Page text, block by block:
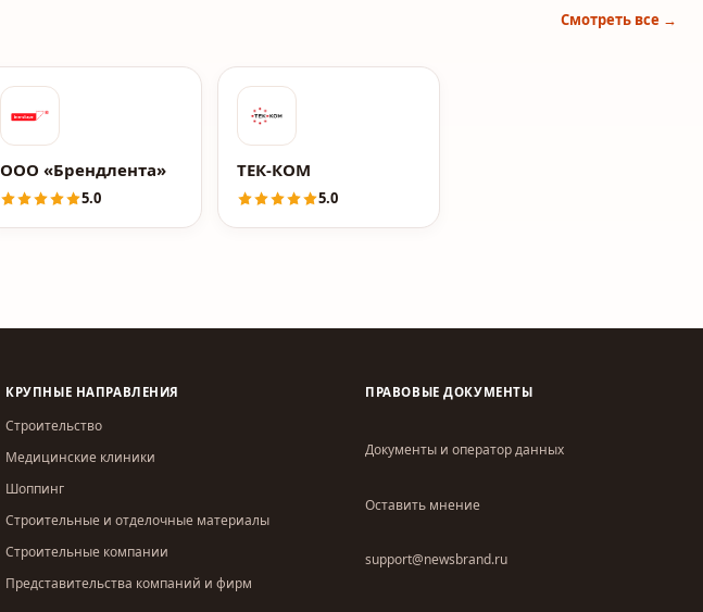
Смотреть все →
ООО «Брендлента»
5.0
ТЕК-КОМ
5.0
КРУПНЫЕ НАПРАВЛЕНИЯ
Строительство
Медицинские клиники
Шоппинг
Строительные и отделочные материалы
Строительные компании
Представительства компаний и фирм
ПРАВОВЫЕ ДОКУМЕНТЫ
Документы и оператор данных
Оставить мнение
support@newsbrand.ru